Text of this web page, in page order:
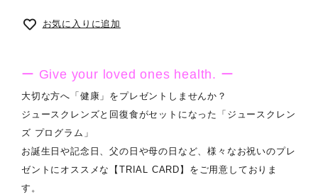
お気に入りに追加
ー Give your loved ones health. ー
大切な方へ「健康」をプレゼントしませんか？
ジュースクレンズと回復食がセットになった「ジュースクレン
ズ プログラム」
お誕生日や記念日、父の日や母の日など、様々なお祝いのプレ
ゼントにオススメな
【TRIAL CARD】 をご用意しておりま
す。